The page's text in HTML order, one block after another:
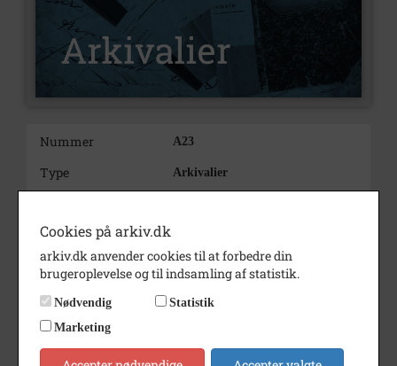
Nummer A23
Type Arkivalier
Beskrivelse
Cookies på arkiv.dk
arkiv.dk anvender cookies til at forbedre din
brugeroplevelse og til indsamling af statistik.
Nødvendig
Statistik
Marketing